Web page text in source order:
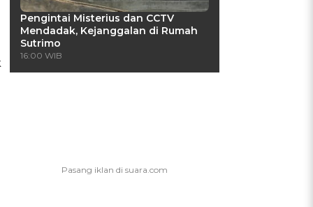
Pengintai Misterius dan CCTV
Mendadak, Kejanggalan di Rumah
Sutrimo
16:00 WIB